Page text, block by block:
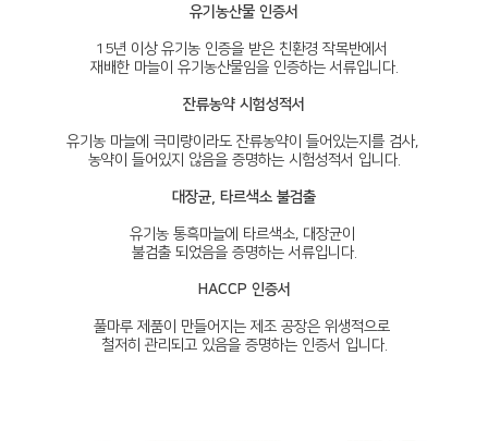
유기농산물 인증서
15년 이상 유기농 인증을 받은 친환경 작목반에서
재배한 마늘이 유기농산물임을 인증하는 서류입니다.
잔류농약 시험성적서
유기농 마늘에 극미량이라도 잔류농약이 들어있는지를 검사,
농약이 들어있지 않음을 증명하는 시험성적서 입니다.
대장균, 타르색소 불검출
유기농 통흑마늘에 타르색소, 대장균이
불검출 되었음을 증명하는 서류입니다.
HACCP 인증서
풀마루 제품이 만들어지는 제조 공장은 위생적으로
철저히 관리되고 있음을 증명하는 인증서 입니다.